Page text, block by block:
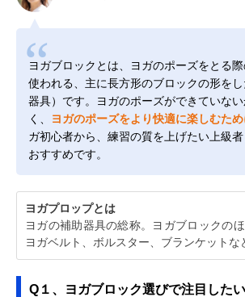
ヨガブロックとは、ヨガのポーズをとる
使われる、主に長方形のブロックの形を
器具）です。ヨガのポーズができていな
く、
ヨガのポーズをより快適に楽しむため
ガ初心者から、練習の質を上げたい上級
おすすめです。
ヨガプロップとは
ヨガの補助器具の総称。ヨガブロックのほ
ヨガベルト、ボルスター、ブランケットな
Q１、ヨガブロック選びで注目した